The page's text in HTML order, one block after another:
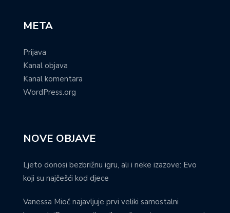
META
Prijava
Kanal objava
Kanal komentara
WordPress.org
NOVE OBJAVE
Ljeto donosi bezbrižnu igru, ali i neke izazove: Evo
koji su najčešći kod djece
Vanessa Mioč najavljuje prvi veliki samostalni